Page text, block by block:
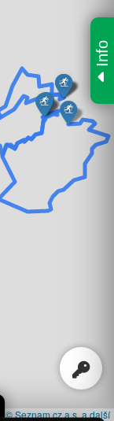
Info
|© Seznam.cz a.s. a další